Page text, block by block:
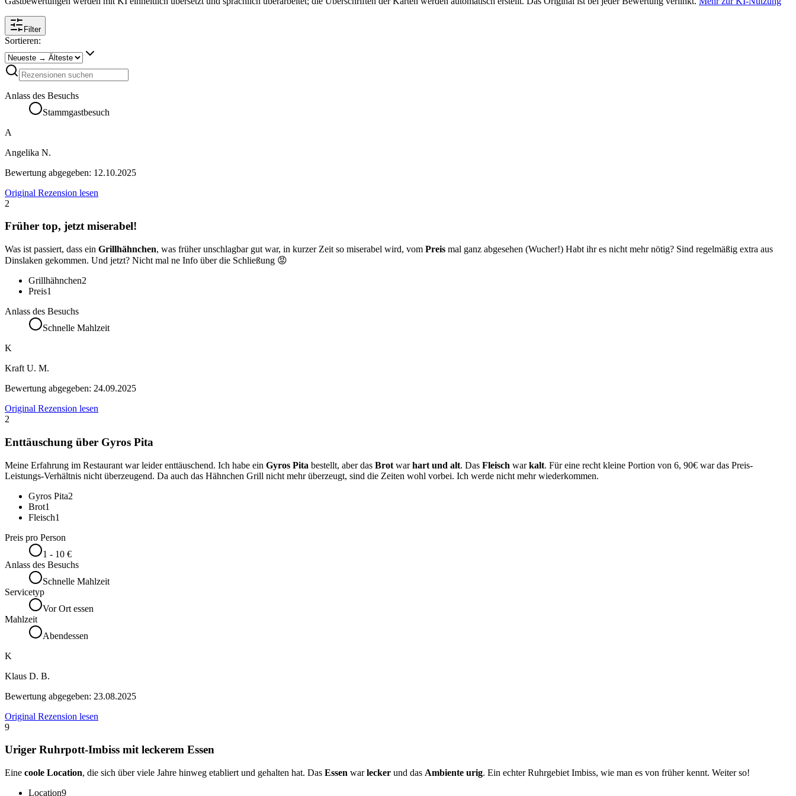
Filter
Sortieren:
Anlass des Besuchs
Stammgastbesuch
A
Angelika N.
Bewertung abgegeben: 12.10.2025
Original Rezension lesen
2
Früher top, jetzt miserabel!
Was ist passiert, dass ein Grillhähnchen, was früher unschlagbar gut war, in kurzer Zeit so miserabel wird, vom Preis mal ganz abgesehen (Wucher!) Habt ihr es nicht mehr nötig? Sind regelmäßig extra aus
Dinslaken gekommen. Und jetzt? Nicht mal ne Info über die Schließung 😡
Grillhähnchen2
Preis1
Anlass des Besuchs
Schnelle Mahlzeit
K
Kraft U. M.
Bewertung abgegeben: 24.09.2025
Original Rezension lesen
2
Enttäuschung über Gyros Pita
Meine Erfahrung im Restaurant war leider enttäuschend. Ich habe ein Gyros Pita bestellt, aber das Brot warhart und alt. Das Fleisch warkalt. Für eine recht kleine Portion von 6, 90€ war das Preis-
Leistungs-Verhältnis nicht überzeugend. Da auch das Hähnchen Grill nicht mehr überzeugt, sind die Zeiten wohl vorbei. Ich werde nicht mehr wiederkommen.
Gyros Pita2
Brot1
Fleisch1
Preis pro Person
1 - 10 €
Anlass des Besuchs
Schnelle Mahlzeit
Servicetyp
Vor Ort essen
Mahlzeit
Abendessen
K
Klaus D. B.
Bewertung abgegeben: 23.08.2025
Original Rezension lesen
9
Uriger Ruhrpott-Imbiss mit leckerem Essen
Eine coole Location, die sich über viele Jahre hinweg etabliert und gehalten hat. Das Essen warlecker und das Ambiente urig. Ein echter Ruhrgebiet Imbiss, wie man es von früher kennt. Weiter so!
Location9